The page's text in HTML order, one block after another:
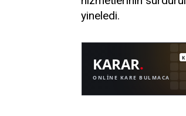
yineledi.